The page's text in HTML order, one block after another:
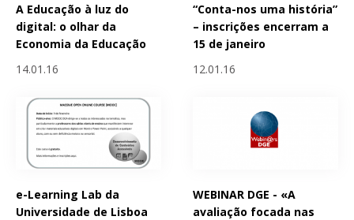
A Educação à luz do
digital: o olhar da
Economia da Educação
14.01.16
“Conta-nos uma história”
– inscrições encerram a
15 de janeiro
12.01.16
e-Learning Lab da
Universidade de Lisboa
WEBINAR DGE - «A
avaliação focada nas